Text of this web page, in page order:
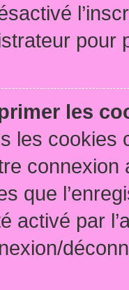
les
les cookies
que
activé par